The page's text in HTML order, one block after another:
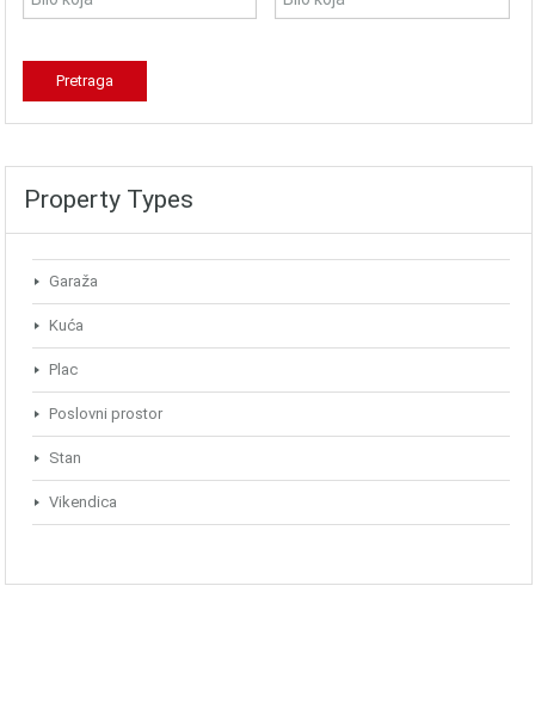
Property Types
Garaža
Kuća
Plac
Poslovni prostor
Stan
Vikendica